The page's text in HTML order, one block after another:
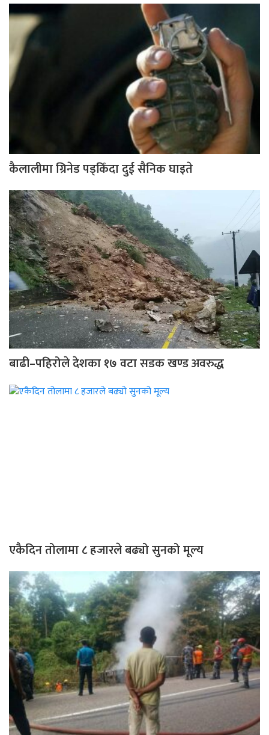
कैलालीमा ग्रिनेड पड्किँदा दुई सैनिक घाइते
बाढी–पहिरोले देशका १७ वटा सडक खण्ड अवरुद्ध
एकैदिन तोलामा ८ हजारले बढ्यो सुनको मूल्य